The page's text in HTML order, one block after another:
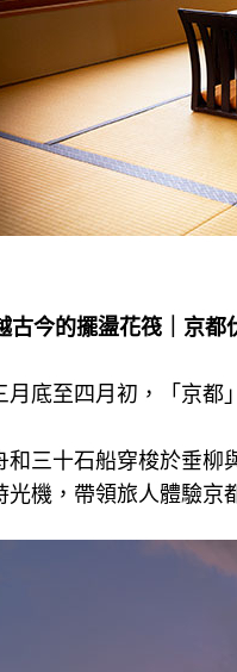
古今的擺盪花筏｜京都
月底至四月初，「京都
和三十石船穿梭於垂柳
光機，帶領旅人體驗京